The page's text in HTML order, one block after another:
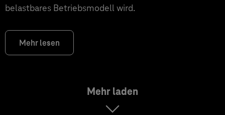
belastbares Betriebsmodell wird.
Mehr lesen
Mehr laden